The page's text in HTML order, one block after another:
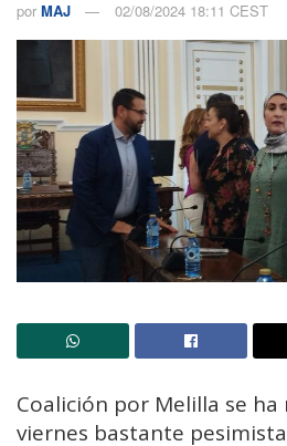
por MAJ 02/08/2024 18:11 CEST
Coalición por Melilla se
viernes bastante